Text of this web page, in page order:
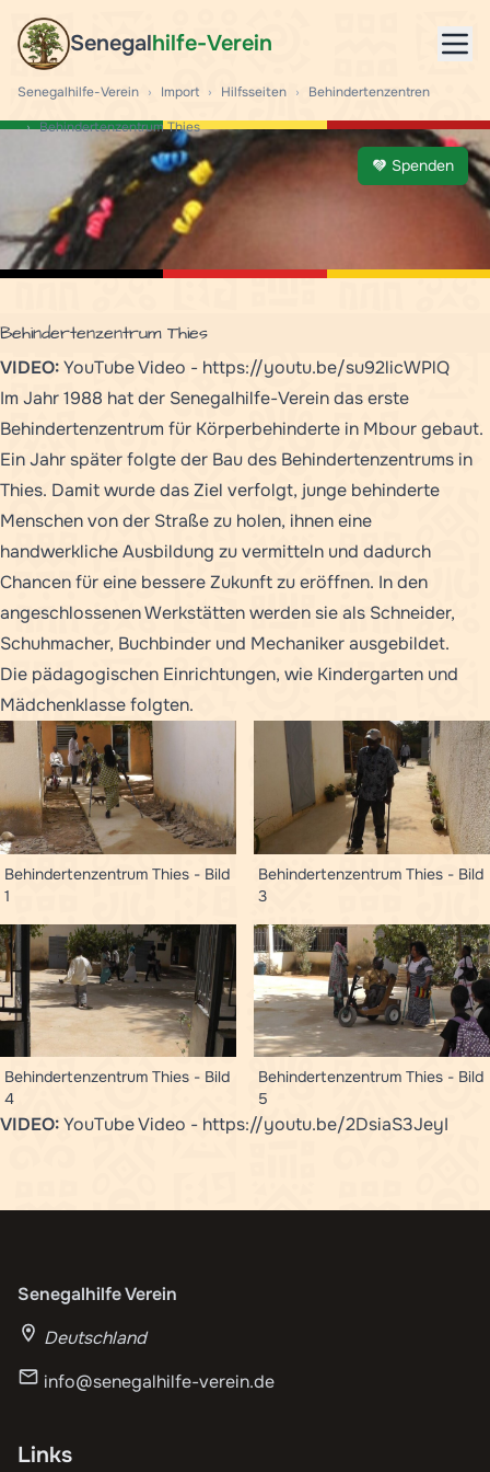
Senegalhilfe-Verein
Senegalhilfe-Verein › Import › Hilfsseiten ›
Behindertenzentren
› Behindertenzentrum Thies
Spenden
Behindertenzentrum Thies
VIDEO:YouTube Video - https://youtu.be/su92licWPlQ
Im Jahr 1988 hat der Senegalhilfe-Verein das erste
Behindertenzentrum für Körperbehinderte in Mbour gebaut.
Ein Jahr später folgte der Bau des Behindertenzentrums in
Thies. Damit wurde das Ziel verfolgt, junge behinderte
Menschen von der Straße zu holen, ihnen eine
handwerkliche Ausbildung zu vermitteln und dadurch
Chancen für eine bessere Zukunft zu eröffnen. In den
angeschlossenen Werkstätten werden sie als Schneider,
Schuhmacher, Buchbinder und Mechaniker ausgebildet.
Die pädagogischen Einrichtungen, wie Kindergarten und
Mädchenklasse folgten.
Behindertenzentrum Thies - Bild
1
Behindertenzentrum Thies - Bild
3
Behindertenzentrum Thies - Bild
4
Behindertenzentrum Thies - Bild
5
VIDEO:YouTube Video - https://youtu.be/2DsiaS3JeyI
Senegalhilfe Verein
Deutschland
info@senegalhilfe-verein.de
Links